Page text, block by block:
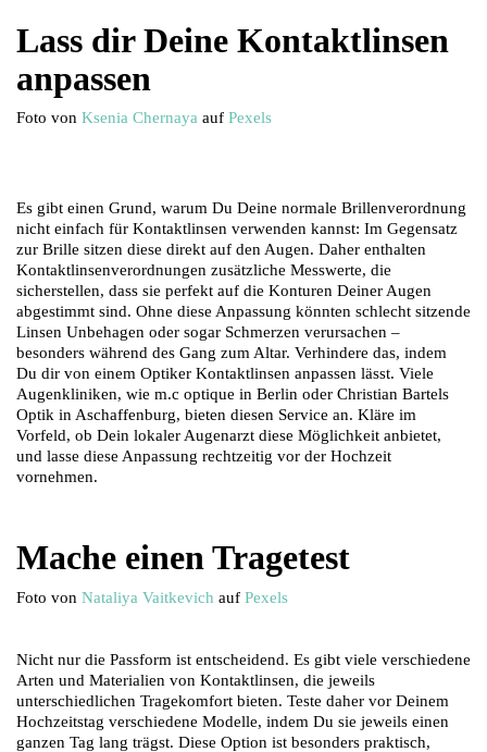
Lass dir Deine Kontaktlinsen
anpassen
Foto von Ksenia Chernaya auf Pexels
Es gibt einen Grund, warum Du Deine normale Brillenverordnung
nicht einfach für Kontaktlinsen verwenden kannst: Im Gegensatz
zur Brille sitzen diese direkt auf den Augen. Daher enthalten
Kontaktlinsenverordnungen zusätzliche Messwerte, die
sicherstellen, dass sie perfekt auf die Konturen Deiner Augen
abgestimmt sind. Ohne diese Anpassung könnten schlecht sitzende
Linsen Unbehagen oder sogar Schmerzen verursachen –
besonders während des Gang zum Altar. Verhindere das, indem
Du dir von einem Optiker Kontaktlinsen anpassen lässt. Viele
Augenkliniken, wie m.c optique in Berlin oder Christian Bartels
Optik in Aschaffenburg, bieten diesen Service an. Kläre im
Vorfeld, ob Dein lokaler Augenarzt diese Möglichkeit anbietet,
und lasse diese Anpassung rechtzeitig vor der Hochzeit
vornehmen.
Mache einen Tragetest
Foto von Nataliya Vaitkevich auf Pexels
Nicht nur die Passform ist entscheidend. Es gibt viele verschiedene
Arten und Materialien von Kontaktlinsen, die jeweils
unterschiedlichen Tragekomfort bieten. Teste daher vor Deinem
Hochzeitstag verschiedene Modelle, indem Du sie jeweils einen
ganzen Tag lang trägst. Diese Option ist besonders praktisch,